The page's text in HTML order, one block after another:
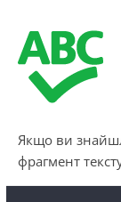
Якщо ви
фрагмент